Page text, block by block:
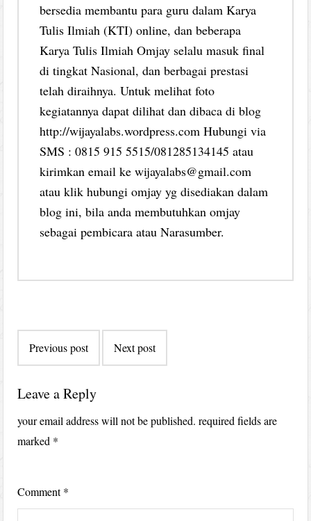
bersedia membantu para guru dalam Karya
Tulis Ilmiah (KTI) online, dan beberapa
Karya Tulis Ilmiah Omjay selalu masuk final
di tingkat Nasional, dan berbagai prestasi
telah diraihnya. Untuk melihat foto
kegiatannya dapat dilihat dan dibaca di blog
http://wijayalabs.wordpress.com Hubungi via
SMS : 0815 915 5515/081285134145 atau
kirimkan email ke wijayalabs@gmail.com
atau klik hubungi omjay yg disediakan dalam
blog ini, bila anda membutuhkan omjay
sebagai pembicara atau Narasumber.
navigation
Previous post Next post
Leave a Reply
your email address will not be published. required fields are
marked *
Comment*